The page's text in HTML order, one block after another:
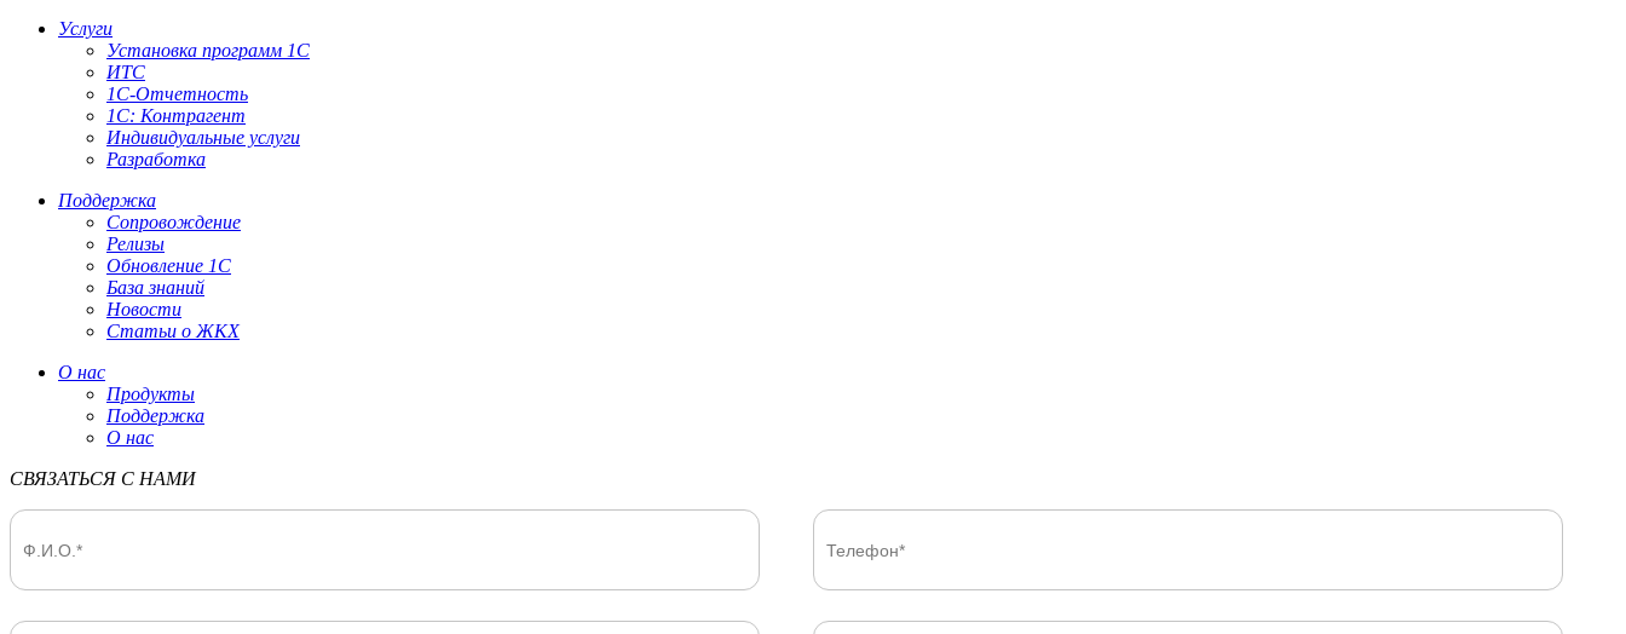
Услуги
Установка программ 1С
ИТС
1С-Отчетность
1С: Контрагент
Индивидуальные услуги
Разработка
Поддержка
Сопровождение
Релизы
Обновление 1С
База знаний
Новости
Статьи о ЖКХ
О нас
Продукты
Поддержка
О нас
СВЯЗАТЬСЯ С НАМИ